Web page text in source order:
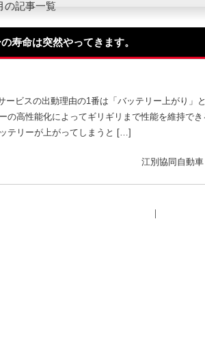
の記事一覧
寿命は突然やってきます。
ービスの出動理由の1番は「バッテリー上がり」
の高性能化によってギリギリまで性能を維持で
テリーが上がってしまうと […]
江別協同自動
｜